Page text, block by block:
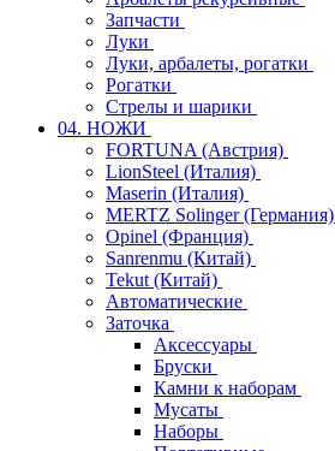
Запчасти
Луки
Луки, арбалеты, рогатки
Рогатки
Стрелы и шарики
04. НОЖИ
FORTUNA (Австрия)
LionSteel (Италия)
Maserin (Италия)
MERTZ Solinger (Германия)
Opinel (Франция)
Sanrenmu (Китай)
Tekut (Китай)
Автоматические
Заточка
Аксессуары
Бруски
Камни к наборам
Мусаты
Наборы